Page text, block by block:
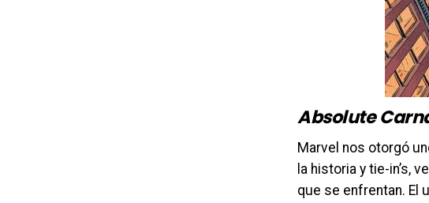
Absolute
Marvel nos otorgó
la historia y tie-in’s,
que se enfrentan. El